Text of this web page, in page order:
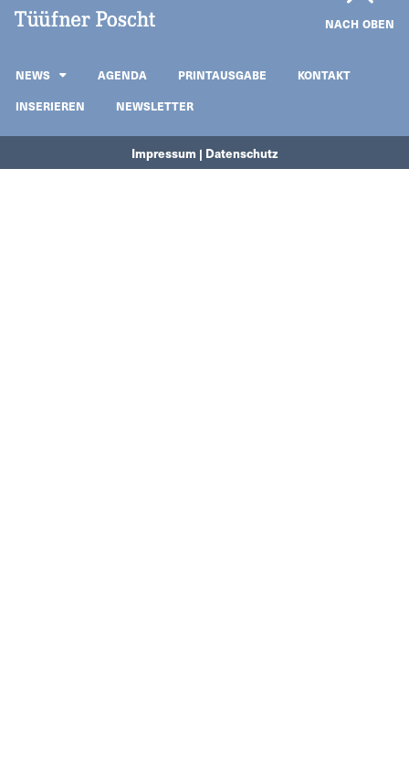
NACH OBEN
NEWS AGENDA PRINTAUSGABE
KONTAKT
INSERIEREN
NEWSLETTER
Impressum | Datenschutz